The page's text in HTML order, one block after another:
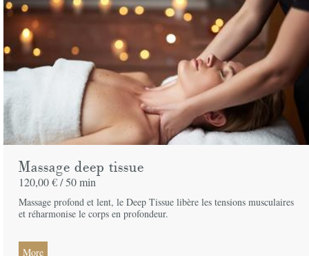
Massage deep tissue
120,00 € /50 min
Massage profond et lent, le Deep Tissue libère les tensions musculaires
et réharmonise le corps en profondeur.
More